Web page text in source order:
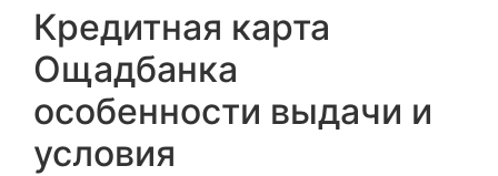
Кредитная карта
Ощадбанка
особенности выдачи и
условия